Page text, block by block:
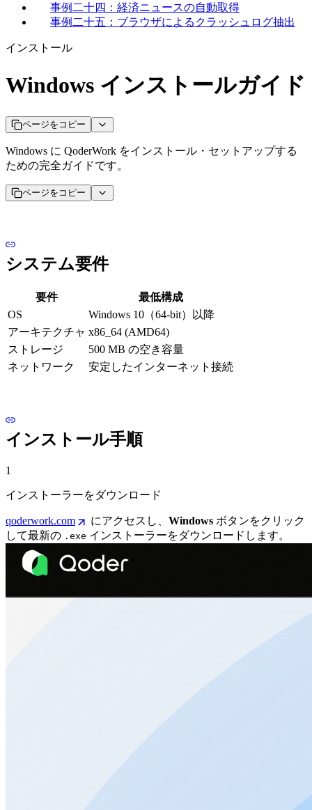
事例二十四：経済ニュースの自動取得
事例二十五：ブラウザによるクラッシュログ抽出
インストール
Windows インストールガイド
ページをコピー
Windows に QoderWork をインストール・セットアップする
ための完全ガイドです。
ページをコピー
システム要件
要件
最低構成
OS
Windows 10（64-bit）以降
アーキテクチャ x86_64 (AMD64)
ストレージ
500 MB の空き容量
ネットワーク
安定したインターネット接続
インストール手順
1
インストーラーをダウンロード
qoderwork.com にアクセスし、 Windows ボタンをクリック
して最新の .exe インストーラーをダウンロードします。